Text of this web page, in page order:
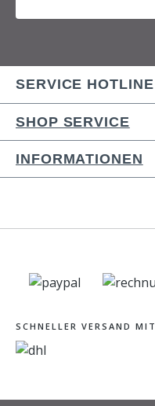
SERVICE HOTLINE
SHOP SERVICE
INFORMATIONEN
SCHNELLER VERSAND MIT